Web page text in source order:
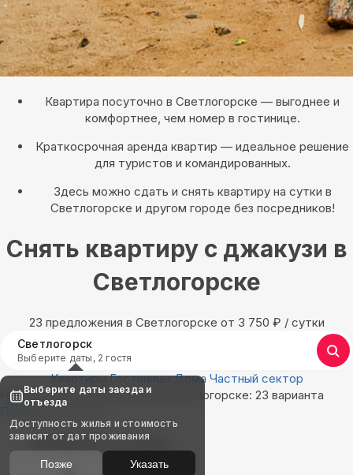
Квартира посуточно в Светлогорске — выгоднее и
комфортнее, чем номер в гостинице.
Краткосрочная аренда квартир — идеальное решение
для туристов и командированных.
Здесь можно сдать и снять квартиру на сутки в
Светлогорске и другом городе без посредников!
Снять квартиру с джакузи в
Светлогорске
23 предложения в Светлогорске oт 3 750 ₽ / сутки
Светлогорск
Выберите даты, 2 гостя
Квартиры Гостиницы Дома Частный сектор
Найдём, где остановиться в Светлогорске: 23 варианта
Показать на карте
Выбирайте лучшее
Выберите даты заезда и
отъезда
Доступность жилья и стоимость
зависят от дат проживания
Позже Указать